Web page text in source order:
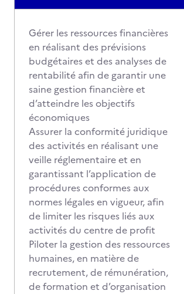
Gérer les ressources financières
en réalisant des prévisions
budgétaires et des analyses de
rentabilité afin de garantir une
saine gestion financière et
d’atteindre les objectifs
économiques
Assurer la conformité juridique
des activités en réalisant une
veille réglementaire et en
garantissant l’application de
procédures conformes aux
normes légales en vigueur, afin
de limiter les risques liés aux
activités du centre de profit
Piloter la gestion des ressources
humaines, en matière de
recrutement, de rémunération,
de formation et d’organisation